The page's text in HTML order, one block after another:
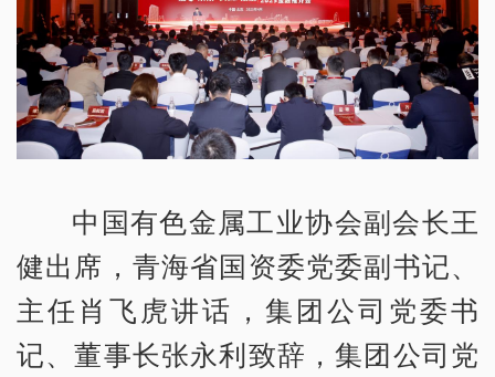
中国有色金属工业协会副会长王
健出席，青海省国资委党委副书记、
主任肖飞虎讲话，集团公司党委书
记、董事长张永利致辞，集团公司党